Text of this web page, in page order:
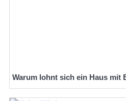
Warum lohnt sich ein Haus mit